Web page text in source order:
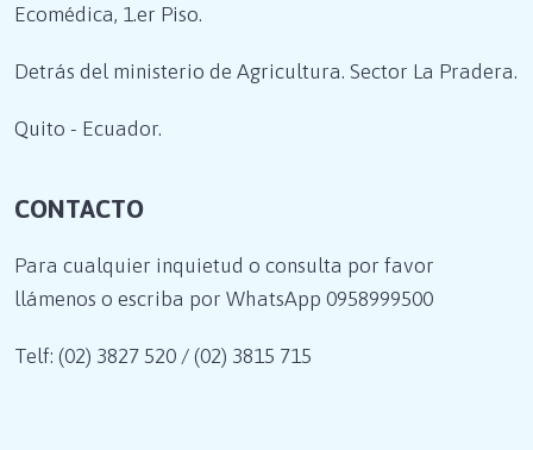
Ecomédica, 1.er Piso.
Detrás del ministerio de Agricultura. Sector La Pradera.
Quito - Ecuador.
CONTACTO
Para cualquier inquietud o consulta por favor
llámenos o escriba por WhatsApp 0958999500
Telf: (02) 3827 520 / (02) 3815 715